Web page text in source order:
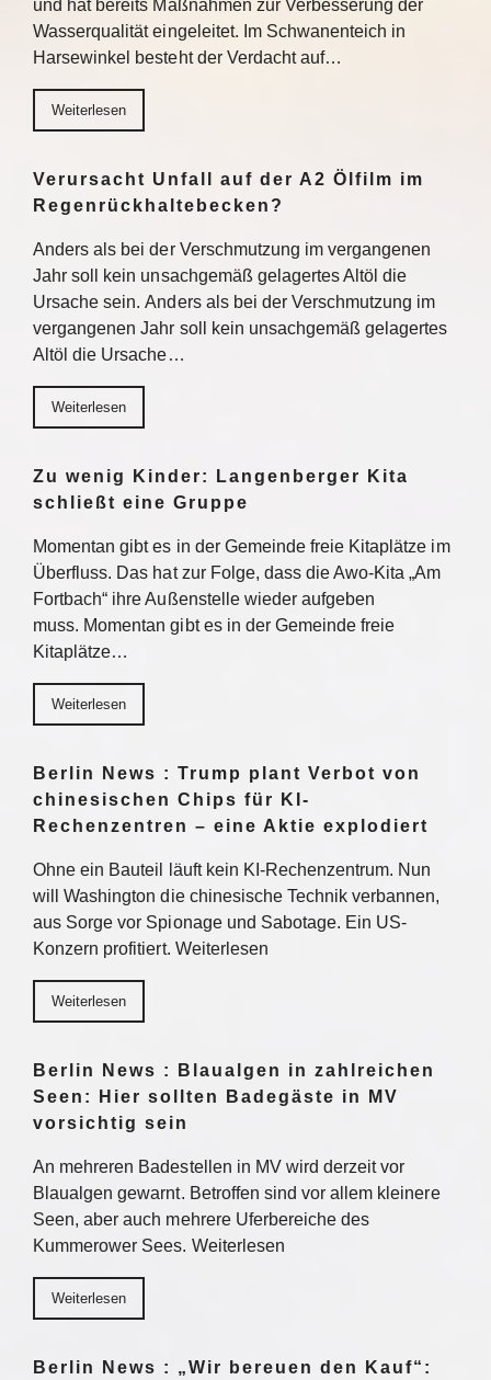
und hat bereits Maßnahmen zur Verbesserung der
Wasserqualität eingeleitet. Im Schwanenteich in
Harsewinkel besteht der Verdacht auf…
Weiterlesen
Verursacht Unfall auf der A2 Ölfilm im
Regenrückhaltebecken?
Anders als bei der Verschmutzung im vergangenen
Jahr soll kein unsachgemäß gelagertes Altöl die
Ursache sein. Anders als bei der Verschmutzung im
vergangenen Jahr soll kein unsachgemäß gelagertes
Altöl die Ursache…
Weiterlesen
Zu wenig Kinder: Langenberger Kita
schließt eine Gruppe
Momentan gibt es in der Gemeinde freie Kitaplätze im
Überfluss. Das hat zur Folge, dass die Awo-Kita „Am
Fortbach“ ihre Außenstelle wieder aufgeben
muss. Momentan gibt es in der Gemeinde freie
Kitaplätze…
Weiterlesen
Berlin News : Trump plant Verbot von
chinesischen Chips für KI-
Rechenzentren – eine Aktie explodiert
Ohne ein Bauteil läuft kein KI-Rechenzentrum. Nun
will Washington die chinesische Technik verbannen,
aus Sorge vor Spionage und Sabotage. Ein US-
Konzern profitiert. Weiterlesen
Weiterlesen
Berlin News : Blaualgen in zahlreichen
Seen: Hier sollten Badegäste in MV
vorsichtig sein
An mehreren Badestellen in MV wird derzeit vor
Blaualgen gewarnt. Betroffen sind vor allem kleinere
Seen, aber auch mehrere Uferbereiche des
Kummerower Sees. Weiterlesen
Weiterlesen
Berlin News : „Wir bereuen den Kauf“: